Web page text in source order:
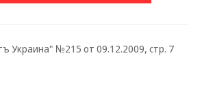
Украина" №215 от 09.12.2009, стр. 7